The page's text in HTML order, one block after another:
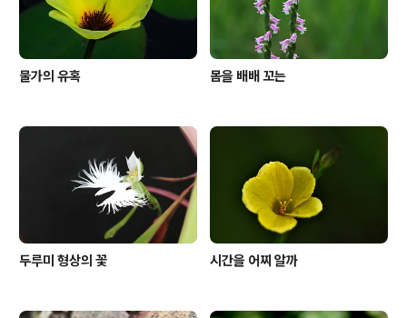
물가의 유혹 몸을 배배 꼬는
두루미 형상의 꽃 시간을 어찌 알까